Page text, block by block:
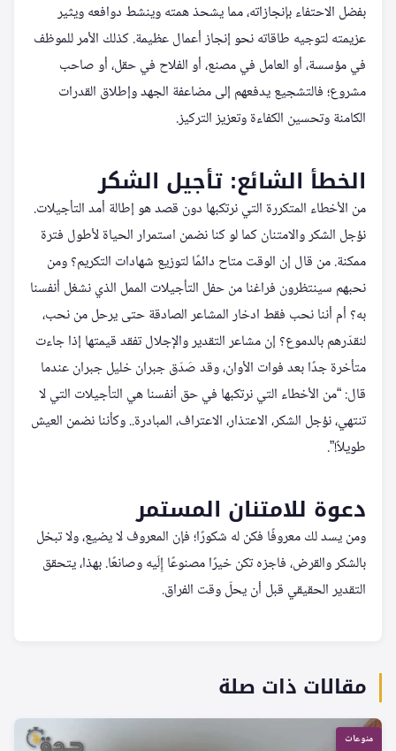
بفضل الاحتفاء بإنجازاته، مما يشحذ همته وينشط دوافعه ويثير
عزيمته لتوجيه طاقاته نحو إنجاز أعمال عظيمة. كذلك الأمر للموظف
في مؤسسة، أو العامل في مصنع، أو الفلاح في حقل، أو صاحب
مشروع؛ فالتشجيع يدفعهم إلى مضاعفة الجهد وإطلاق القدرات
الكامنة وتحسين الكفاءة وتعزيز التركيز.
الخطأ الشائع: تأجيل الشكر
من الأخطاء المتكررة التي نرتكبها دون قصد هو إطالة أمد التأجيلات.
نؤجل الشكر والامتنان كما لو كنا نضمن استمرار الحياة لأطول فترة
ممكنة. من قال إن الوقت متاح دائمًا لتوزيع شهادات التكريم؟ ومن
نحبهم سينتظرون فراغنا من حفل التأجيلات الممل الذي نشغل أنفسنا
به؟ أم أننا نحب فقط ادخار المشاعر الصادقة حتى يرحل من نحب،
لنقدّرهم بالدموع؟ إن مشاعر التقدير والإجلال تفقد قيمتها إذا جاءت
متأخرة جدًا بعد فوات الأوان، وقد صَدّق جبران خليل جبران عندما
قال: “من الأخطاء التي نرتكبها في حق أنفسنا هي التأجيلات التي لا
تنتهي، نؤجل الشكر، الاعتذار، الاعتراف، المبادرة.. وكأننا نضمن العيش
طويلاً!”.
دعوة للامتنان المستمر
ومن يسد لك معروفًا فكن له شكورًا؛ فإن المعروف لا يضيع، ولا تبخل
بالشكر والقرض، فاجزه تكن خيرًا مصنوعًا إِلَيه وصانعًا. بهذا، يتحقق
التقدير الحقيقي قبل أن يحلّ وقت الفراق.
مقالات ذات صلة
منوعات